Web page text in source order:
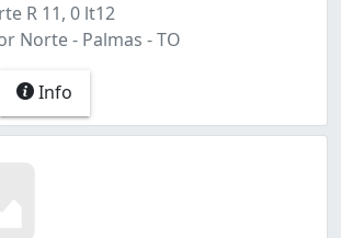
R 11, 0 lt12
Norte - Palmas - TO
Info